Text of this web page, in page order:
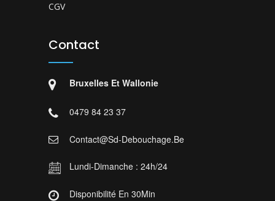
CGV
Contact
Bruxelles Et Wallonie
0479 84 23 37
Contact@sd-Debouchage.be
Lundi-Dimanche : 24h/24
Disponibilité En 30Min